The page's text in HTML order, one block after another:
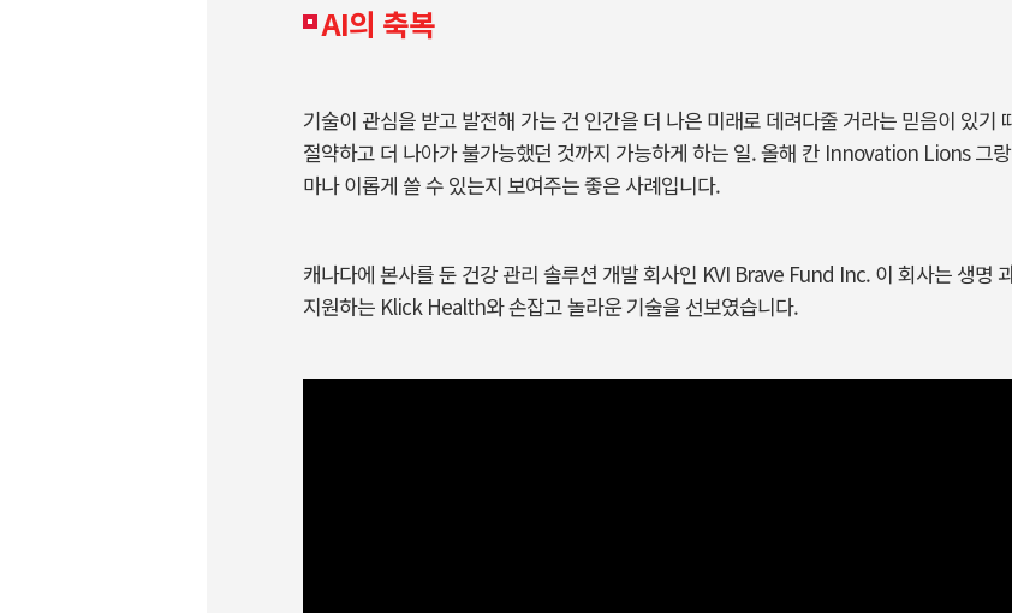
AI의 축복
기술이 관심을 받고 발전해 가는 건 인간을 더 나은 미래로 데려다줄 거라는 믿음이 있기
절약하고 더 나아가 불가능했던 것까지 가능하게 하는 일. 올해 칸 Innovation Lions 그
마나 이롭게 쓸 수 있는지 보여주는 좋은 사례입니다.
캐나다에 본사를 둔 건강 관리 솔루션 개발 회사인 KVI Brave Fund Inc. 이 회사는 생명
지원하는 Klick Health와 손잡고 놀라운 기술을 선보였습니다.